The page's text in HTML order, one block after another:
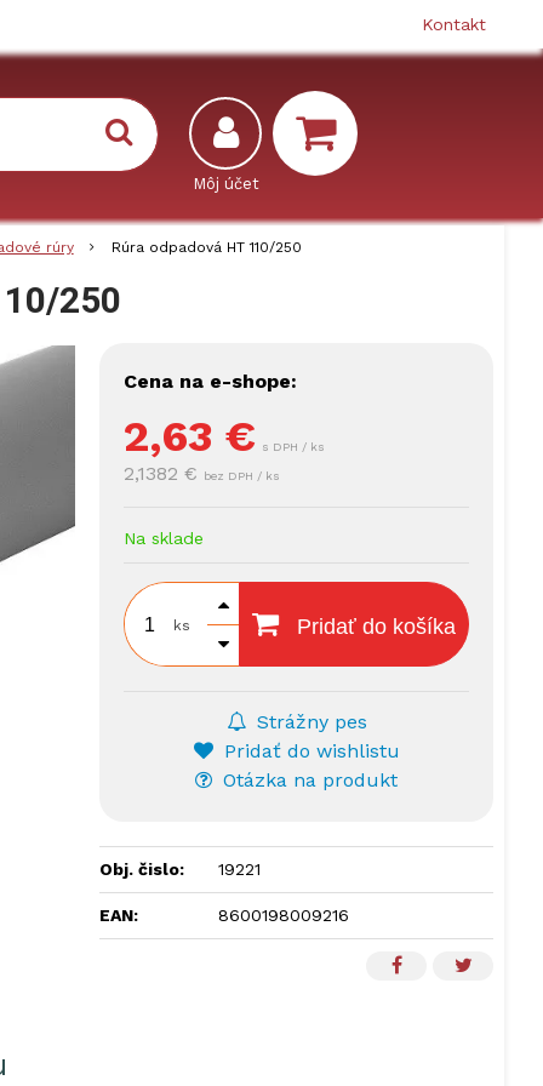
Kontakt
rúry Rúra odpadová HT 110/250
250
Cena na e-shope:
2,63 € s DPH / ks
2,1382 € bez DPH / ks
Na sklade
ks Pridať do košíka
Strážny pes
Pridať do wishlistu
Otázka na produkt
Obj. čislo: 19221
EAN: 8600198009216